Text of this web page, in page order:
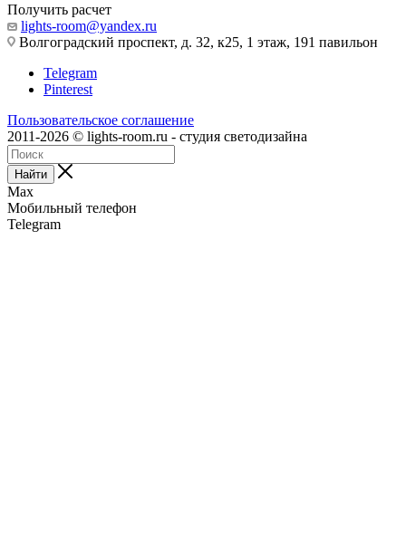
Получить расчет
lights-room@yandex.ru
Волгоградский проспект, д. 32, к25, 1 этаж, 191 павильон
Telegram
Pinterest
Пользовательское соглашение
2011-2026 © lights-room.ru - студия светодизайна
Найти
Max
Мобильный телефон
Telegram